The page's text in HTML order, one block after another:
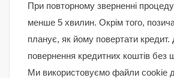
При повторному зверненні
менше 5 хвилин. Окрім того,
планує, як йому повертати кредит.
повернення кредитних коштів без
Ми використовуємо файли cookie